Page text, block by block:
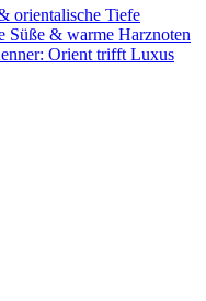
orientalische Tiefe
Süße & warme Harznoten
Orient trifft Luxus